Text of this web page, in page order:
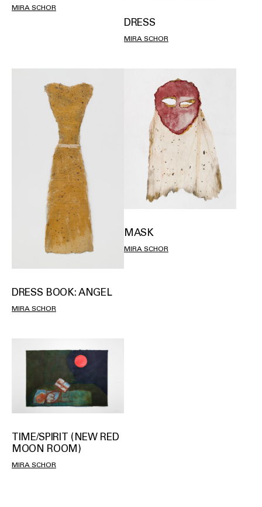
MIRA SCHOR
DRESS
MIRA SCHOR
DRESS BOOK: ANGEL
MIRA SCHOR
MASK
MIRA SCHOR
TIME/SPIRIT (NEW RED
MOON ROOM)
MIRA SCHOR